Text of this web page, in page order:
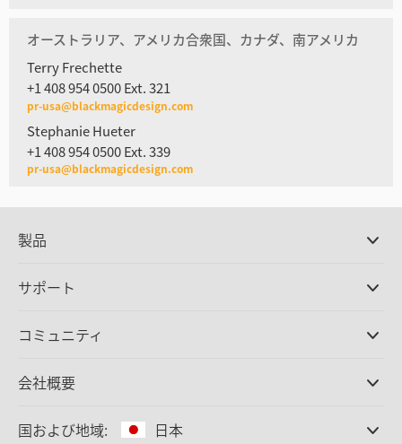
オーストラリア、アメリカ合衆国、カナダ、南アメリカ
Terry Frechette
+1 408 954 0500 Ext. 321
pr-usa@blackmagicdesign.com
Stephanie Hueter
+1 408 954 0500 Ext. 339
pr-usa@blackmagicdesign.com
製品
DaVinci Resolve/Fusion
ATEMプロダクション
ディスクレコーダー
Cintelフィルムスキャニング
サポート
サポートセンター
コミュニティ
会社概要
会社概要
国および地域: 日本